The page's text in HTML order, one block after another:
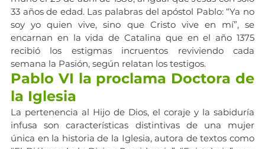
33 años de edad. Las palabras del apóstol Pablo: “Ya no
soy yo quien vive, sino que Cristo vive en mí”, se
encarnan en la vida de Catalina que en el año 1375
recibió los estigmas incruentos reviviendo cada
semana la Pasión, según relatan los testigos.
Pablo VI la proclama Doctora de
la Iglesia
La pertenencia al Hijo de Dios, el coraje y la sabiduría
infusa son características distintivas de una mujer
única en la historia de la Iglesia, autora de textos como